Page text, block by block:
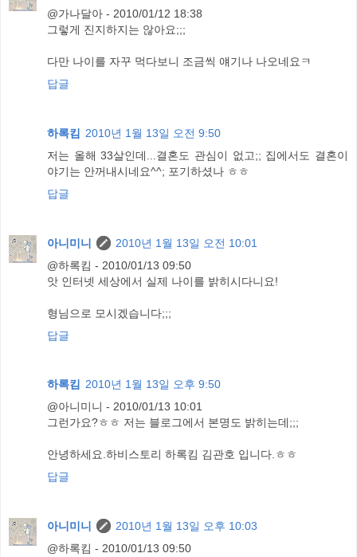
@가나달아 - 2010/01/12 18:38
그렇게 진지하지는 않아요;;;
다만 나이를 자꾸 먹다보니 조금씩 얘기나 나오네요ㅋ
답글
하록킴 2010년 1월 13일 오전 9:50
저는 올해 33살인데...결혼도 관심이 없고;; 집에서도 결혼이
야기는 안꺼내시네요^^; 포기하셨나 ㅎㅎ
답글
아니미니
2010년 1월 13일 오전 10:01
@하록킴 - 2010/01/13 09:50
앗 인터넷 세상에서 실제 나이를 밝히시다니요!
형님으로 모시겠습니다;;;
답글
하록킴 2010년 1월 13일 오후 9:50
@아니미니 - 2010/01/13 10:01
그런가요?ㅎㅎ 저는 블로그에서 본명도 밝히는데;;;
안녕하세요.하비스토리 하록킴 김관호 입니다.ㅎㅎ
답글
아니미니
2010년 1월 13일 오후 10:03
@하록킴 - 2010/01/13 09:50